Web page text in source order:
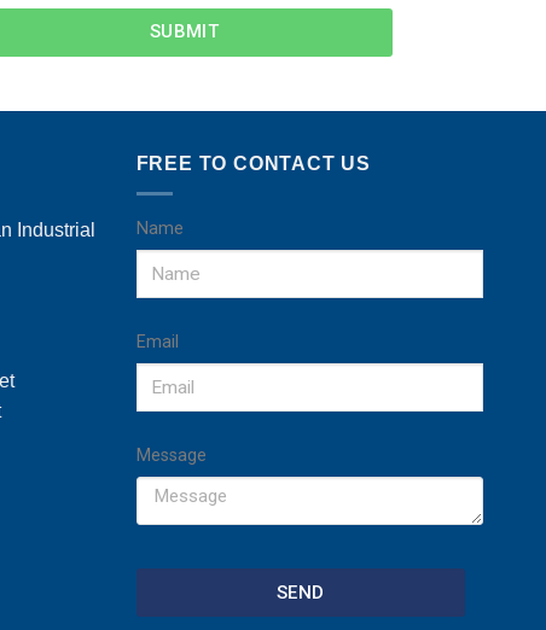
SUBMIT
Industrial
FREE TO CONTACT US
Name
Email
Message
SEND